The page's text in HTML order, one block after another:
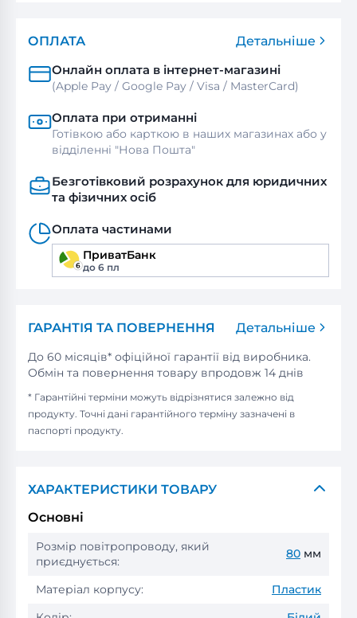
ОПЛАТА
Детальніше
Онлайн оплата в інтернет-магазині
(Apple Pay / Google Pay / Visa / MasterСard)
Оплата при отриманні
Готівкою або карткою в наших магазинах або у
відділенні "Нова Пошта"
Безготівковий розрахунок для юридичних
та фізичних осіб
Оплата частинами
ПриватБанк
до 6 пл
ГАРАНТІЯ ТА ПОВЕРНЕННЯ Детальніше
До 60 місяців* офіційної гарантії від виробника.
Обмін та повернення товару впродовж 14 днів
* Гарантійні терміни можуть відрізнятися залежно від
продукту. Точні дані гарантійного терміну зазначені в
паспорті продукту.
ХАРАКТЕРИСТИКИ ТОВАРУ
Основні
Розмір повітропроводу, який
приєднується:
80 мм
Матеріал корпусу:
Пластик